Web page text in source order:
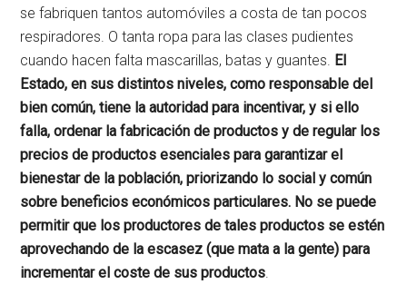
se fabriquen tantos automóviles a costa de tan pocos
respiradores. O tanta ropa para las clases pudientes
cuando hacen falta mascarillas, batas y guantes. El
Estado, en sus distintos niveles, como responsable del
bien común, tiene la autoridad para incentivar, y si ello
falla, ordenar la fabricación de productos y de regular los
precios de productos esenciales para garantizar el
bienestar de la población, priorizando lo social y común
sobre beneficios económicos particulares. No se puede
permitir que los productores de tales productos se estén
aprovechando de la escasez (que mata a la gente) para
incrementar el coste de sus productos.